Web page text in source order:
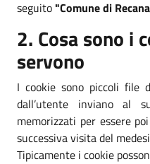
seguito"Comune di
2. Cosa sono i
servono
I cookie sono piccoli
dall’utente inviano al
memorizzati per essere
successiva visita del
Tipicamente i cookie